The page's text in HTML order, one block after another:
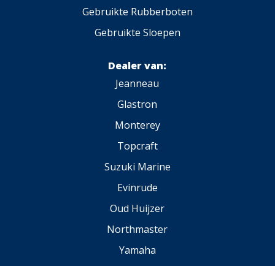
Gebruikte Rubberboten
Gebruikte Sloepen
Dealer van:
Jeanneau
Glastron
Monterey
Topcraft
Suzuki Marine
Evinrude
Oud Huijzer
Northmaster
Yamaha